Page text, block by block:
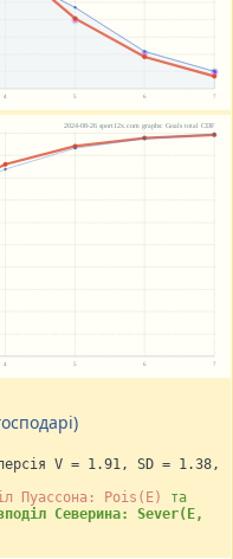
V = 1.91, SD = 1.38,
Пуассона: Pois(E)
та
Северина: Sever(E,